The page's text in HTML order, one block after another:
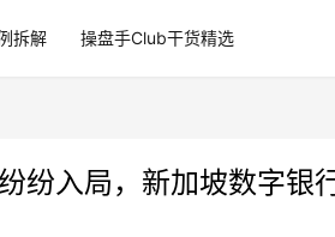
拆解 操盘手Club干货精选
纷入局，新加坡数字银